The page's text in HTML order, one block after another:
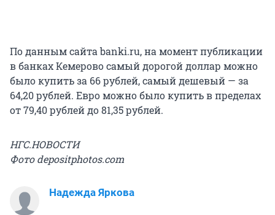
По данным сайта banki.ru, на момент публикации
в банках Кемерово самый дорогой доллар можно
было купить за 66 рублей, самый дешевый — за
64,20 рублей. Евро можно было купить в пределах
от 79,40 рублей до 81,35 рублей.
НГС.НОВОСТИ
Фото depositphotos.com
Надежда Яркова